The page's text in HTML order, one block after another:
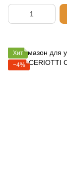
Хит
−4%